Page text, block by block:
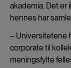
akademia. Det er
hennes har
– Universitetene
corporate til
meningsfylte